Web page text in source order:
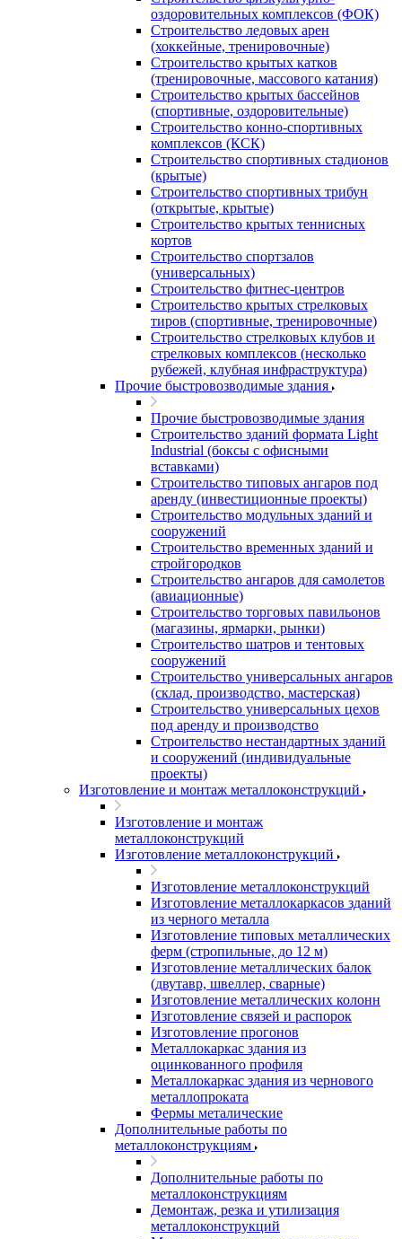
оздоровительных комплексов (ФОК)
Строительство ледовых арен
(хоккейные, тренировочные)
Строительство крытых катков
(тренировочные, массового катания)
Строительство крытых бассейнов
(спортивные, оздоровительные)
Строительство конно-спортивных
комплексов (КСК)
Строительство спортивных стадионов
(крытые)
Строительство спортивных трибун
(открытые, крытые)
Строительство крытых теннисных
кортов
Строительство спортзалов
(универсальных)
Строительство фитнес-центров
Строительство крытых стрелковых
тиров (спортивные, тренировочные)
Строительство стрелковых клубов и
стрелковых комплексов (несколько
рубежей, клубная инфраструктура)
Прочие быстровозводимые здания
Прочие быстровозводимые здания
Строительство зданий формата Light
Industrial (боксы с офисными
вставками)
Строительство типовых ангаров под
аренду (инвестиционные проекты)
Строительство модульных зданий и
сооружений
Строительство временных зданий и
стройгородков
Строительство ангаров для самолетов
(авиационные)
Строительство торговых павильонов
(магазины, ярмарки, рынки)
Строительство шатров и тентовых
сооружений
Строительство универсальных ангаров
(склад, производство, мастерская)
Строительство универсальных цехов
под аренду и производство
Строительство нестандартных зданий
и сооружений (индивидуальные
проекты)
Изготовление и монтаж металлоконструкций
Изготовление и монтаж
металлоконструкций
Изготовление металлоконструкций
Изготовление металлоконструкций
Изготовление металлокаркасов зданий
из черного металла
Изготовление типовых металлических
ферм (стропильные, до 12 м)
Изготовление металлических балок
(двутавр, швеллер, сварные)
Изготовление металлических колонн
Изготовление связей и распорок
Изготовление прогонов
Металлокаркас здания из
оцинкованного профиля
Металлокаркас здания из чернового
металлопроката
Фермы металические
Дополнительные работы по
металлоконструкциям
Дополнительные работы по
металлоконструкциям
Демонтаж, резка и утилизация
металлоконструкций